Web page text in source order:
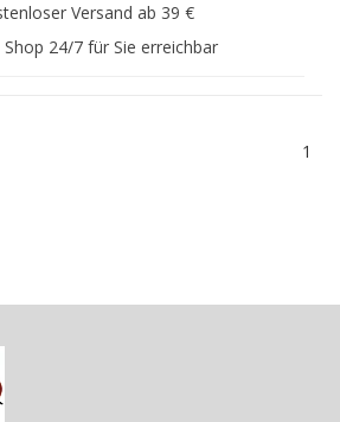
Versand ab 39 €
24/7 für Sie erreichbar
1